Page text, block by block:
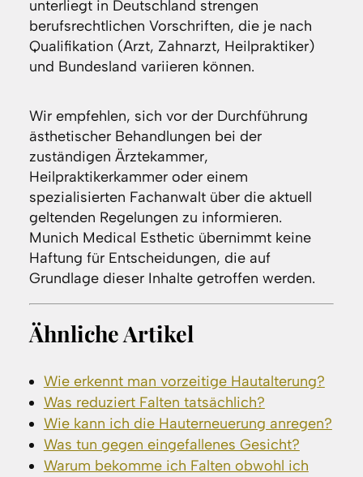
unterliegt in Deutschland strengen
berufsrechtlichen Vorschriften, die je nach
Qualifikation (Arzt, Zahnarzt, Heilpraktiker)
und Bundesland variieren können.
Wir empfehlen, sich vor der Durchführung
ästhetischer Behandlungen bei der
zuständigen Ärztekammer,
Heilpraktikerkammer oder einem
spezialisierten Fachanwalt über die aktuell
geltenden Regelungen zu informieren.
Munich Medical Esthetic übernimmt keine
Haftung für Entscheidungen, die auf
Grundlage dieser Inhalte getroffen werden.
Ähnliche Artikel
Wie erkennt man vorzeitige Hautalterung?
Was reduziert Falten tatsächlich?
Wie kann ich die Hauterneuerung anregen?
Was tun gegen eingefallenes Gesicht?
Warum bekomme ich Falten obwohl ich